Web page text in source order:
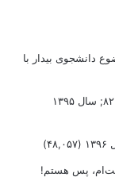
دانشجوی بیدار با
(۴۸,۰۵۷)